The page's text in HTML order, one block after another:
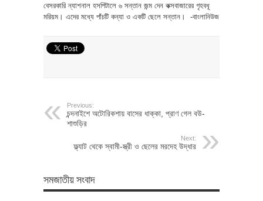
বেসরকারি ন্যাশনাল হসপিটালে ৬ সন্তান জন্ম দেন কক্সবাজারের গৃহবধূ
মরিয়ম। এদের মধ্যে পাঁচটি কন্যা ও একটি ছেলে সন্তান। -বাংলানিউজ
Previous:
চন্দনাইশে অটোরিকশায় বাসের ধাক্কা, প্রাণ গেল বউ-
শাশুড়ির
Next:
ফ্ল্যাট থেকে স্বামী-স্ত্রী ও ছেলের মরদেহ উদ্ধার
সমজাতীয় সংবাদ